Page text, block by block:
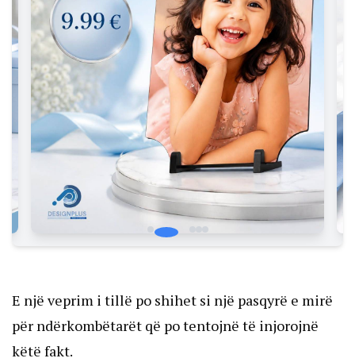
E një veprim i tillë po shihet si një pasqyrë e mirë
për ndërkombëtarët që po tentojnë të injorojnë
këtë fakt.